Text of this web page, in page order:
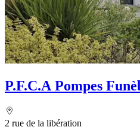
P.F.C.A Pompes
2 rue de la libération